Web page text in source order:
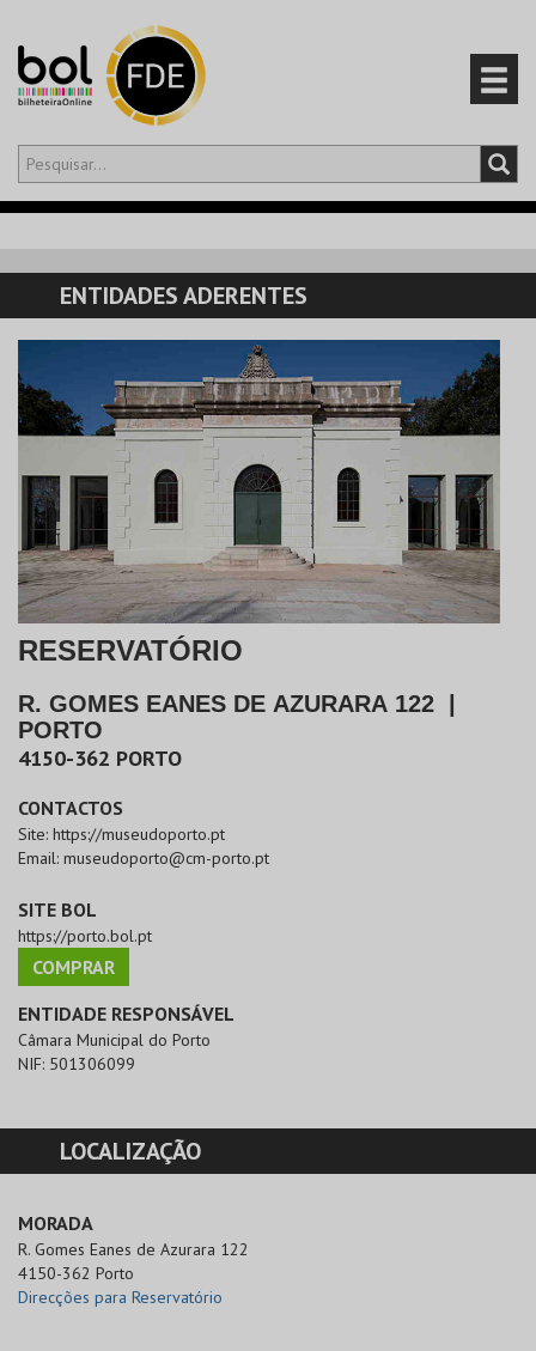
Olá,iniciar sessão
CARRINHO
EVENTOS
CARTÕES
PRODUTOS
ENTIDADES ADERENTES
RESERVATÓRIO
R. GOMES EANES DE AZURARA 122
PORTO
4150-362 PORTO
CONTACTOS
Site: https://museudoporto.pt
Email: museudoporto@cm-porto.pt
SITE BOL
https://porto.bol.pt
COMPRAR
ENTIDADE RESPONSÁVEL
Câmara Municipal do Porto
NIF: 501306099
LOCALIZAÇÃO
MORADA
R. Gomes Eanes de Azurara 122
4150-362 Porto
Direcções para Reservatório